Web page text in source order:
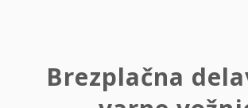
Brezplačna